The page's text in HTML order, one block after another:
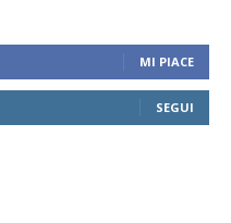
MI PIACE
SEGUI